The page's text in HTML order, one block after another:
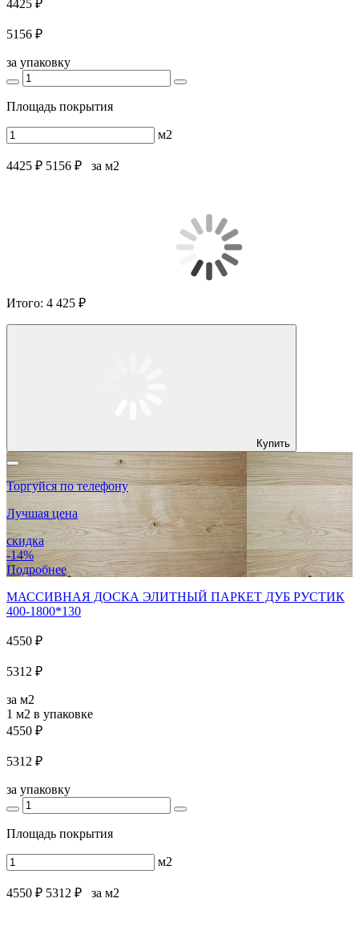
4425 ₽
5156 ₽
за упаковку
Площадь покрытия
м2
4425 ₽ 5156 ₽ за м2
Итого: 4 425 ₽
Купить
Торгуйся по телефону
Лучшая цена
скидка
-14%
Подробнее
МАССИВНАЯ ДОСКА ЭЛИТНЫЙ ПАРКЕТ ДУБ РУСТИК
400-1800*130
4550 ₽
5312 ₽
за м2
1 м2 в упаковке
4550 ₽
5312 ₽
за упаковку
Площадь покрытия
м2
4550 ₽ 5312 ₽ за м2